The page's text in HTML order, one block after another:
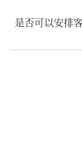
的现代法式料理
致手工甜点。
是否可以安排